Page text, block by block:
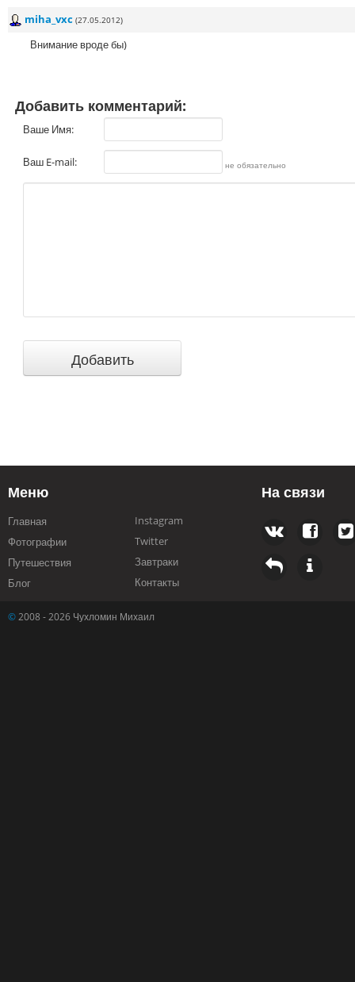
miha_vxc (27.05.2012)
Внимание вроде бы)
Добавить комментарий:
Ваше Имя:
Ваш E-mail: не обязательно
Меню
Главная
Фотографии
Путешествия
Блог
Instagram
Twitter
Завтраки
Контакты
На связи
© 2008 - 2026 Чухломин Михаил